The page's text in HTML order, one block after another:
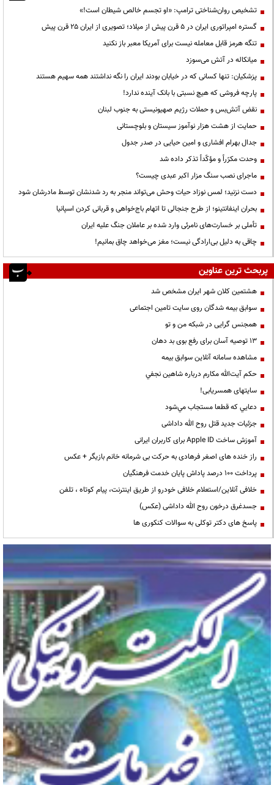
تشخیص روان‌شناختی ترامپ: «او تجسم خالص شیطان است!»
گستره امپراتوری ایران در ۵ قرن پیش از میلاد؛ تصویری از ایران ۲۵ قرن پیش
تنگه هرمز قابل معامله نیست برای آمریکا معبر باز نکنید
میانکاله در آتش می‌سوزد
پزشکیان: تنها کسانی که در خیابان بودند ایران را نگه نداشتند همه سهیم هستند
پارچه فروشی که هیچ نسبتی با بانک آینده ندارد!
نقض آتش‌بس و حملات رژیم صهیونیستی به جنوب لبنان
حمایت از هشت هزار نوآموز سیستان و بلوچستانی
جدال بهرام افشاری و امین حیایی در صدر جدول
وحدت مکرّراً و مؤکّداً تذکر داده شد
ماجرای نصب سنگ مزار اکبر عبدی چیست؟
دست نزنید؛ لمس نوزاد حیات وحش می‌تواند منجر به رد شدنشان توسط مادرشان شود
بحران اینفانتینو؛ از طرح جنجالی تا اتهام باج‌خواهی و قربانی کردن اسپانیا
تأملی بر خسارت‌های نامرئی وارد شده بر عاملان جنگ علیه ایران
چاقی به دلیل بی‌ارادگی نیست؛ مغز می‌خواهد چاق بمانیم!
پربحث ترین عناوین
هشتمین کلان شهر ایران مشخص شد
سوابق بیمه شدگان روی سایت تامین اجتماعی
همجنس گرایی در شبکه من و تو
13 توصیه آسان برای رفع بوی بد دهان
مشاهده سامانه آنلاين سوابق بیمه
حكم آيت‌الله مكارم درباره شاهين نجفي
سایتهای همسریابی!
دعايي كه قطعا مستجاب مي‌شود
جزئیات جدید قتل روح الله داداشی
آموزش ساخت Apple ID برای کاربران ایرانی
راز خنده های اصغر فرهادی به حرکت بی شرمانه خانم بازیگر + عکس
پرداخت ۱۰۰ درصد پاداش پایان خدمت فرهنگیان
خلافی آنلاین/استعلام خلافی خودرو از طریق اینترنت، پیام کوتاه ، تلفن
جسدغرق درخون روح الله داداشی (عکس)
پاسخ های دکتر توکلی به سوالات کنکوری ها